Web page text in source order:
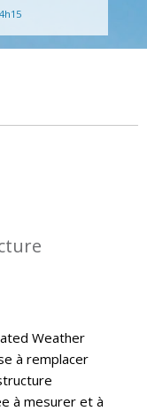
Weather
à remplacer
à mesurer et à